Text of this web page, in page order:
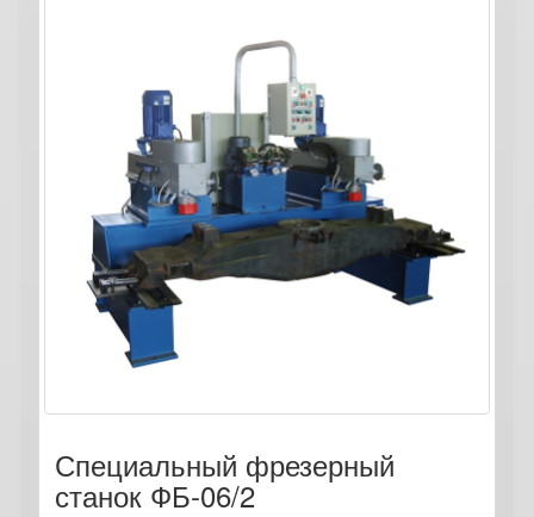
Специальный фрезерный
станок ФБ-06/2